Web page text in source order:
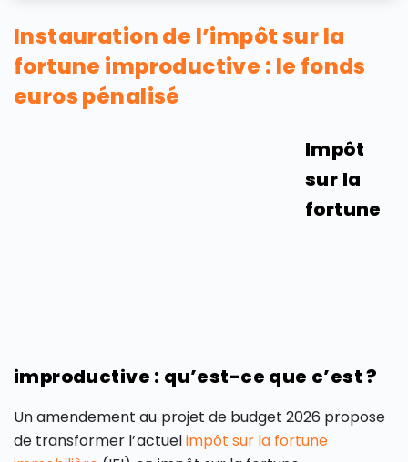
Instauration de l’impôt sur la
fortune improductive : le fonds
euros pénalisé
Impôt
sur la
fortune
improductive : qu’est-ce que c’est ?
Un amendement au projet de budget 2026 propose
de transformer l’actuelimpôt sur la fortune